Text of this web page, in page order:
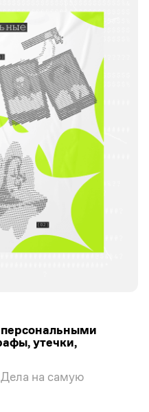
персональными
утечки,
на самую